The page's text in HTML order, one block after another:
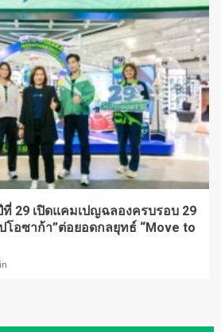
29 เปิดแคมเปญฉลองครบรอบ 29
โอซาก้า”ต่อยอดกลยุทธ์ “Move to